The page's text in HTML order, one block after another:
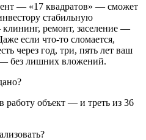
— «17 квадратов» — сможет
стабильную
ремонт, заселение —
если что-то сломается,
через год, три, пять лет ваш
— без лишних вложений.
объект — и треть из 36